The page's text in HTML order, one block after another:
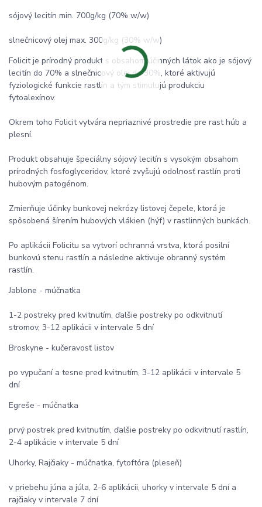
sójový lecitín min. 700g/kg (70% w/w)
slnečnicový olej max. 300g/kg (30% w/w)
Folicit je prírodný produkt s obsahom účinných látok ako je sójový
lecitín do 70% a slnečnicový olej do 30%, ktoré aktivujú
fyziologické funkcie rastlín a tým stimulujú produkciu
fytoalexínov.
Okrem toho Folicit vytvára nepriaznivé prostredie pre rast húb a
plesní.
Produkt obsahuje špeciálny sójový lecitín s vysokým obsahom
prírodných fosfoglyceridov, ktoré zvyšujú odolnosť rastlín proti
hubovým patogénom.
Zmierňuje účinky bunkovej nekrózy listovej čepele, ktorá je
spôsobená šírením hubových vlákien (hýf) v rastlinných bunkách.
Po aplikácii Folicitu sa vytvorí ochranná vrstva, ktorá posilní
bunkovú stenu rastlín a následne aktivuje obranný systém
rastlín.
Jablone - múčnatka
1-2 postreky pred kvitnutím, ďalšie postreky po odkvitnutí
stromov, 3-12 aplikácii v intervale 5 dní
Broskyne - kučeravosť listov
po vypučaní a tesne pred kvitnutím, 3-12 aplikácii v intervale 5
dní
Egreše - múčnatka
prvý postrek pred kvitnutím, ďalšie postreky po odkvitnutí rastlín,
2-4 aplikácie v intervale 5 dní
Uhorky, Rajčiaky - múčnatka, fytoftóra (pleseň)
v priebehu júna a júla, 2-6 aplikácii, uhorky v intervale 5 dní a
rajčiaky v intervale 7 dní